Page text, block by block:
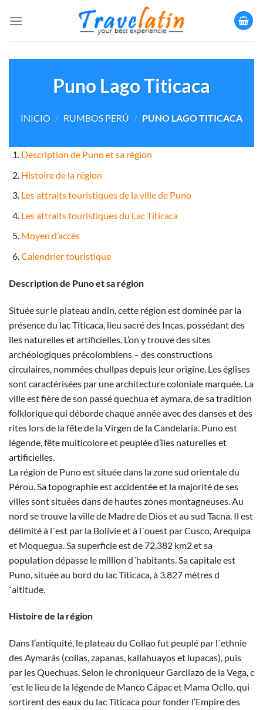
Puno Lago Titicaca
INICIO / RUMBOS PERÚ / PUNO LAGO TITICACA
Description de Puno et sa région
Histoire de la région
Les attraits touristiques de la ville de Puno
Les attraits touristiques du Lac Titicaca
Moyen d’accès
Calendrier touristique
Description de Puno et sa région
Située sur le plateau andin, cette région est dominée par la
présence du lac Titicaca, lieu sacré des Incas, possédant des
îles naturelles et artificielles. L’on y trouve des sites
archéologiques précolombiens – des constructions
circulaires, nommées chullpas depuis leur origine. Les églises
sont caractérisées par une architecture coloniale marquée. La
ville est fière de son passé quechua et aymara, de sa tradition
folklorique qui déborde chaque année avec des danses et des
rites lors de la fête de la Virgen de la Candelaria. Puno est
légende, fête multicolore et peuplée d’îles naturelles et
artificielles.
La région de Puno est située dans la zone sud orientale du
Pérou. Sa topographie est accidentée et la majorité de ses
villes sont situées dans de hautes zones montagneuses. Au
nord se trouve la ville de Madre de Dios et au sud Tacna. Il est
délimité à l´est par la Bolivie et à l´ouest par Cusco, Arequipa
et Moquegua. Sa superficie est de 72,382 km2 et sa
population dépasse le million d´habitants. Sa capitale est
Puno, située au bord du lac Titicaca, à 3.827 mètres d
´altitude.
Histoire de la région
Dans l’antiquité, le plateau du Collao fut peuplé par l´ethnie
des Aymarás (collas, zapanas, kallahuayos et lupacas), puis
par les Quechuas. Selon le chroniqueur Garcilazo de la Vega, c
´est le lieu de la légende de Manco Cápac et Mama Ocllo, qui
sortirent des eaux du lac Titicaca pour fonder l’Empire des